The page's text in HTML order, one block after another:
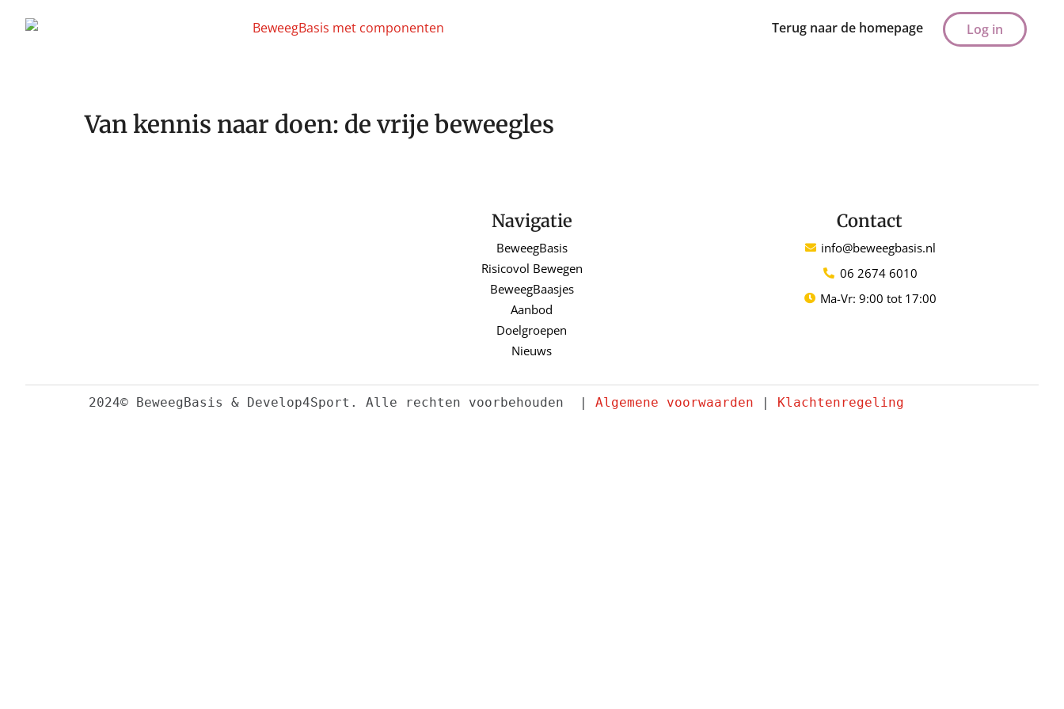
Terug naar de homepage Log in
Van kennis naar doen: de vrije beweegles
Navigatie
BeweegBasis
Risicovol Bewegen
BeweegBaasjes
Aanbod
Doelgroepen
Nieuws
Contact
info@beweegbasis.nl
06 2674 6010
Ma-Vr: 9:00 tot 17:00
2024© BeweegBasis & Develop4Sport. Alle rechten voorbehouden  | Algemene voorwaarden | Klachtenregeling